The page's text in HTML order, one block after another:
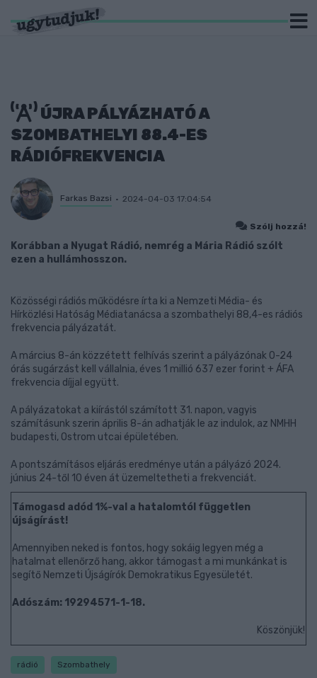
ÚJRA PÁLYÁZHATÓ A
SZOMBATHELYI 88.4-ES
RÁDIÓFREKVENCIA
Farkas Bazsi 2024-04-03 17:04:54
Szólj hozzá!
Korábban a Nyugat Rádió, nemrég a Mária Rádió szólt
ezen a hullámhosszon.
Közösségi rádiós működésre írta ki a Nemzeti Média- és
Hírközlési Hatóság Médiatanácsa a szombathelyi 88,4-es rádiós
frekvencia pályázatát.
A március 8-án közzétett felhívás szerint a pályázónak 0-24
órás sugárzást kell vállalnia, éves 1 millió 637 ezer forint + ÁFA
frekvencia díjjal együtt.
A pályázatokat a kiírástól számított 31. napon, vagyis
számításunk szerin április 8-án adhatják le az indulok, az NMHH
budapesti, Ostrom utcai épületében.
A pontszámításos eljárás eredménye után a pályázó 2024.
június 24-től 10 éven át üzemeltetheti a frekvenciát.
Támogasd adód 1%-val a hatalomtól független
újságírást!
Amennyiben neked is fontos, hogy sokáig legyen még a
hatalmat ellenőrző hang, akkor támogast a mi munkánkat is
segítő Nemzeti Újságírók Demokratikus Egyesületét.
Adószám: 19294571-1-18.
Köszönjük!
rádió Szombathely